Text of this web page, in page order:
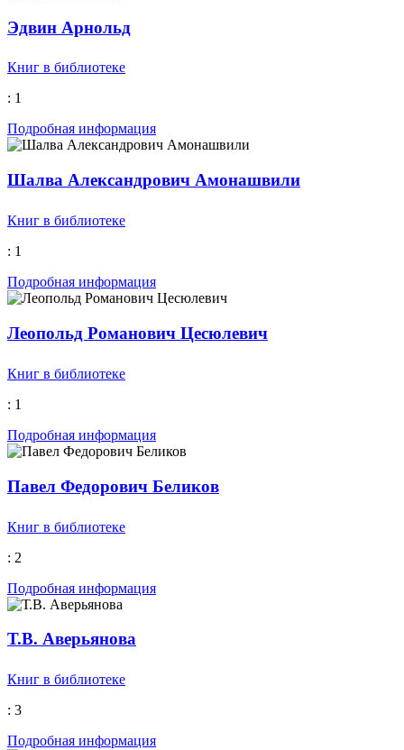
Эдвин Арнольд
Книг в библиотеке
: 1
Подробная информация
Шалва Александрович Амонашвили
Книг в библиотеке
: 1
Подробная информация
Леопольд Романович Цесюлевич
Книг в библиотеке
: 1
Подробная информация
Павел Федорович Беликов
Книг в библиотеке
: 2
Подробная информация
Т.В. Аверьянова
Книг в библиотеке
: 3
Подробная информация